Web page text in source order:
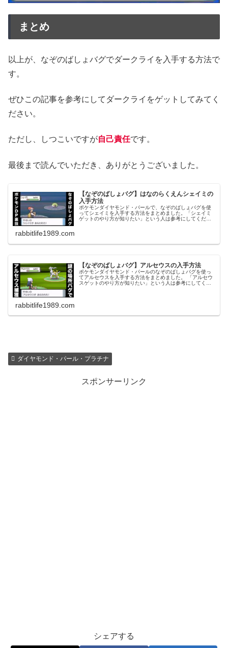
まとめ
以上が、なぞのばしょバグでダークライを入手する方法で
す。
ぜひこの記事を参考にしてダークライをゲットしてみてく
ださい。
ただし、しつこいですが自己責任です。
最後まで読んでいただき、ありがとうございました。
【なぞのばしょバグ】はなのらくえんシェイミの
入手方法
ポケモンダイヤモンド・パールで、なぞのばしょバグを使
ってシェイミを入手する方法をまとめました。「シェイミ
ゲットのやり方が知りたい」という人は参考にしてくださ
rabbitlife1989.com
【なぞのばしょバグ】アルセウスの入手方法
ポケモンダイヤモンド・パールのなぞのばしょバグを使っ
てアルセウスを入手する方法をまとめました。 「アルセウ
スゲットのやり方が知りたい」という人は参考にしてくだ
rabbitlife1989.com
ダイヤモンド・パール・プラチナ
スポンサーリンク
シェアする